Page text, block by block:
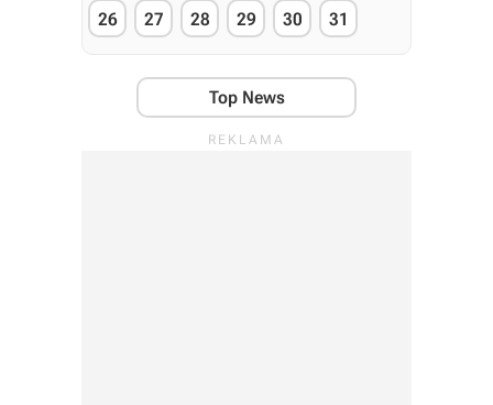
26 27 28 29 30 31
Top News